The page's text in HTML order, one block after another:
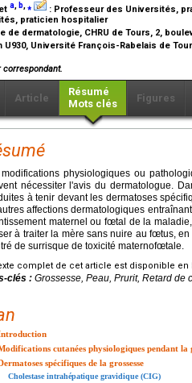
a, b,⁎ : Professeur des Universités,
praticien hospitalier
de dermatologie, CHRU de Tours, 2,
U930, Université François-Rabelais de
correspondant.
Article
Résumé
Mots clés
Figures
physiologiques ou
nécessiter l'avis du dermatologue.
à tenir devant les dermatoses
affections dermatologiques
maternel ou fœtal de la
à traiter la mère sans nuire au fœtus,
de surrisque de toxicité maternofœtale.
complet de cet article est disponible en
clés : Grossesse, Peau, Prurit, Retard
cutanées physiologiques pendant la
spécifiques de la grossesse
Cholestase intrahépatique gravidique (CIG)